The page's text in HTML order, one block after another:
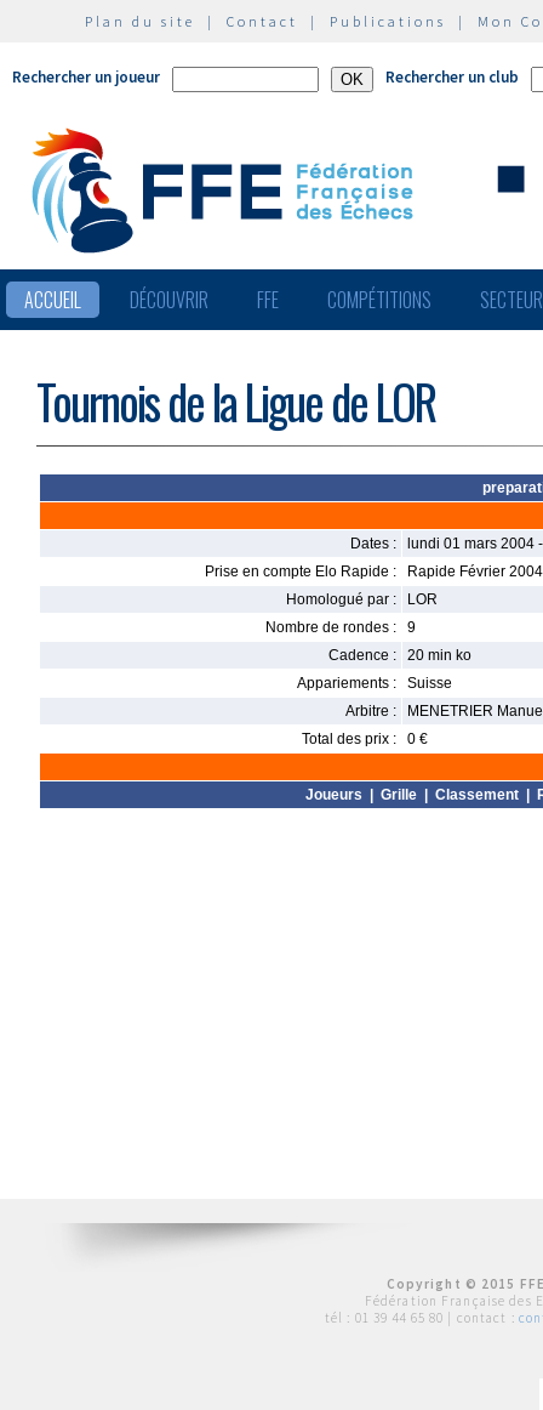
Plan du site | Contact | Publications | Mon
Rechercher un joueur Rechercher un club
ACCUEIL DÉCOUVRIR FFE COMPÉTITIONS
Tournois de la Ligue de LOR
Dates :
lundi 01 mars 2004
Prise en compte Elo Rapide :
Rapide Février 2004
Homologué par :
LOR
Nombre de rondes :
9
Cadence :
20 min ko
Appariements :
Suisse
Arbitre :
MENETRIER
Total des prix :
0 €
Joueurs Grille| Classement|
Copyright © 2015
Fédération Française des
tél : 01 39 44 65 80 | contact :